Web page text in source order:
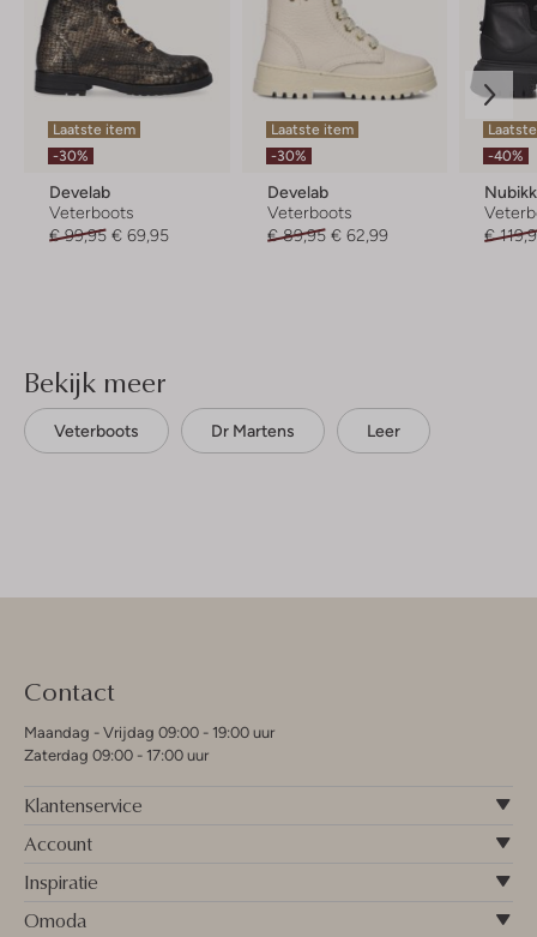
Laatste item
-30%
Develab
Veterboots
€ 99,95 € 69,95
Laatste item
-30%
Develab
Veterboots
€ 89,95 € 62,99
-40%
Nubikk
€
Bekijk meer
Veterboots Dr Martens Leer
Contact
Maandag - Vrijdag 09:00 - 19:00 uur
Zaterdag 09:00 - 17:00 uur
Klantenservice
Account
Inspiratie
Omoda